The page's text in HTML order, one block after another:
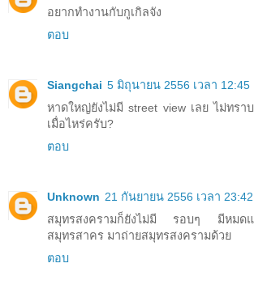
อยากทำงานกับกูเกิลจัง
ตอบ
Siangchai 5 มิถุนายน 2556 เวลา 12:45
หาดใหญ่ยังไม่มี street view เลย ไม่ทรา
เมื่อไหร่ครับ?
ตอบ
Unknown 21 กันยายน 2556 เวลา 23:42
สมุทรสงครามก็ยังไม่มี รอบๆ มีหม
สมุทรสาคร มาถ่ายสมุทรสงครามด้วย
ตอบ